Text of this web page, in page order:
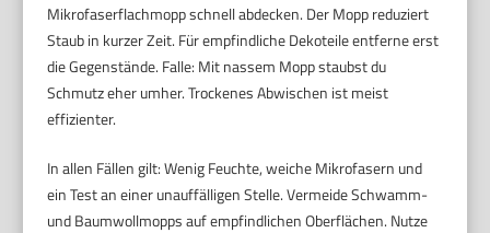
Mikrofaserflachmopp schnell abdecken. Der Mopp reduziert
Staub in kurzer Zeit. Für empfindliche Dekoteile entferne erst
die Gegenstände. Falle: Mit nassem Mopp staubst du
Schmutz eher umher. Trockenes Abwischen ist meist
effizienter.
In allen Fällen gilt: Wenig Feuchte, weiche Mikrofasern und
ein Test an einer unauffälligen Stelle. Vermeide Schwamm-
und Baumwollmopps auf empfindlichen Oberflächen. Nutze